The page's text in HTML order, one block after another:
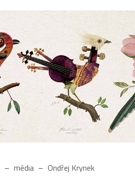
média Ondřej Krynek